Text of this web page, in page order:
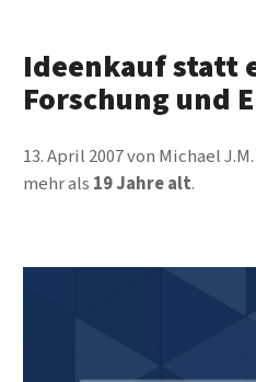
Ideenkauf statt
Forschung und
13. April 2007von Michael
mehr als 19 Jahre alt.